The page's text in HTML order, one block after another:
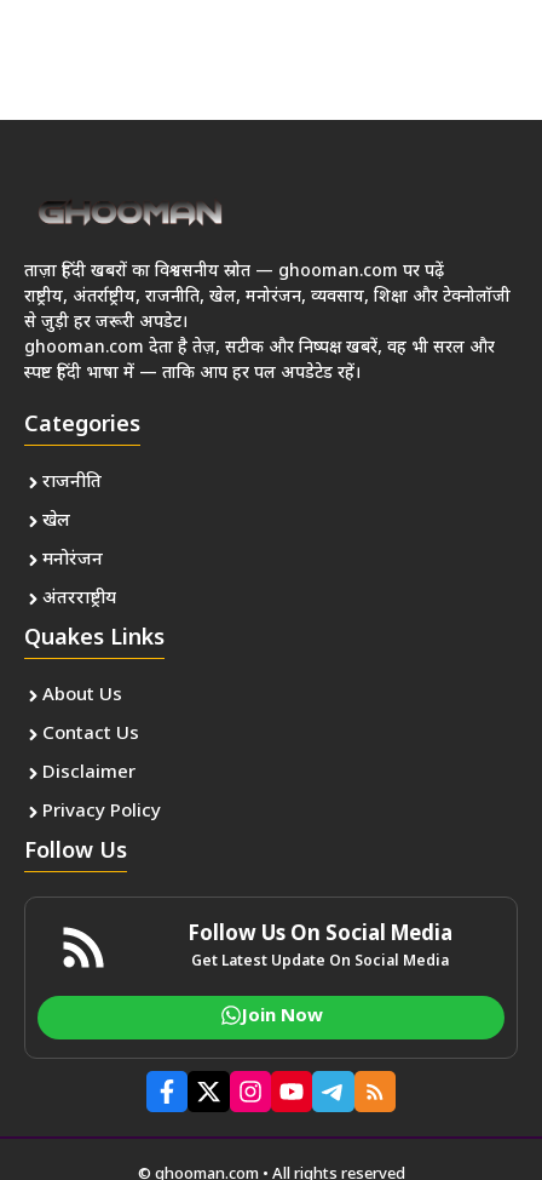
ताज़ा हिंदी खबरों का विश्वसनीय स्रोत — ghooman.com पर पढ़ें
राष्ट्रीय, अंतर्राष्ट्रीय, राजनीति, खेल, मनोरंजन, व्यवसाय, शिक्षा और टेक्नोलॉजी
से जुड़ी हर जरूरी अपडेट।
ghooman.com देता है तेज़, सटीक और निष्पक्ष खबरें, वह भी सरल और
स्पष्ट हिंदी भाषा में — ताकि आप हर पल अपडेटेड रहें।
Categories
राजनीति
खेल
मनोरंजन
अंतरराष्ट्रीय
Quakes Links
About Us
Contact Us
Disclaimer
Privacy Policy
Follow Us
Follow Us On Social Media
Get Latest Update On Social Media
Join Now
© ghooman.com • All rights reserved